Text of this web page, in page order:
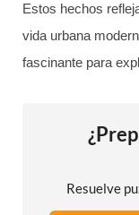
Estos hechos
vida urbana
fascinante para
Resuelve